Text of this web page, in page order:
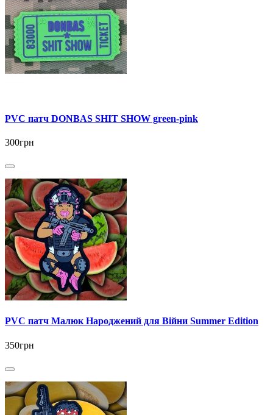
PVC патч DONBAS SHIT SHOW green-pink
300грн
PVC патч Малюк Народжений для Війни Summer Edition
350грн